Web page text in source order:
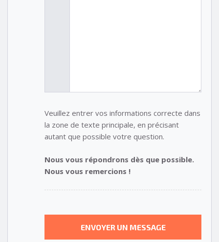
Veuillez entrer vos informations correcte dans
la zone de texte principale, en précisant
autant que possible votre question.
Nous vous répondrons dès que possible.
Nous vous remercions !